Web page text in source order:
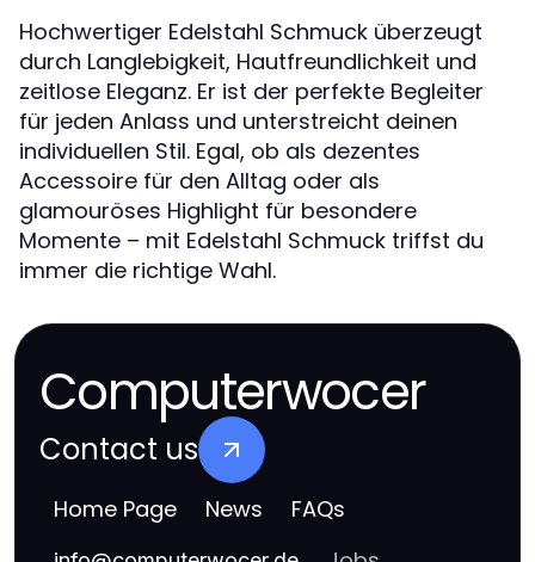
Hochwertiger Edelstahl Schmuck überzeugt
durch Langlebigkeit, Hautfreundlichkeit und
zeitlose Eleganz. Er ist der perfekte Begleiter
für jeden Anlass und unterstreicht deinen
individuellen Stil. Egal, ob als dezentes
Accessoire für den Alltag oder als
glamouröses Highlight für besondere
Momente – mit Edelstahl Schmuck triffst du
immer die richtige Wahl.
Computerwocer
Contact us
Home Page News FAQs